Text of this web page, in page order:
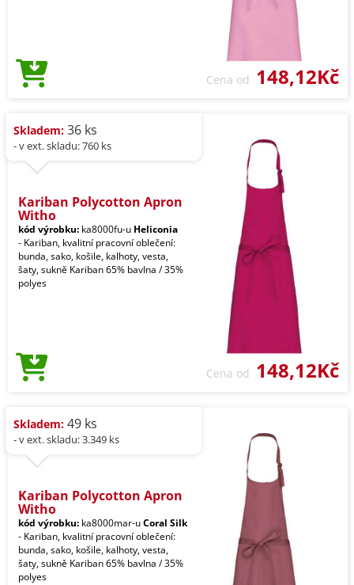
Cena od 148,12Kč
Skladem: 36 ks
- v ext. skladu: 760 ks
Kariban Polycotton Apron
Witho
kód výrobku: ka8000fu-u Heliconia
- Kariban, kvalitní pracovní oblečení:
bunda, sako, košile, kalhoty, vesta,
šaty, sukně Kariban 65% bavlna / 35%
polyes
Cena od 148,12Kč
Skladem: 49 ks
- v ext. skladu: 3.349 ks
Kariban Polycotton Apron
Witho
kód výrobku: ka8000mar-uCoral Silk
- Kariban, kvalitní pracovní oblečení:
bunda, sako, košile, kalhoty, vesta,
šaty, sukně Kariban 65% bavlna / 35%
polyes